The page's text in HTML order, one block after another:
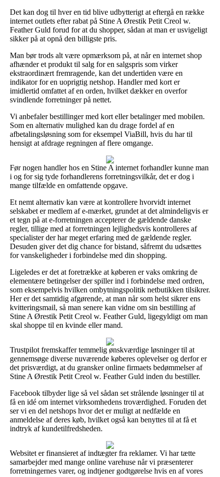
Det kan dog til hver en tid blive udbytterigt at eftergå en række
internet outlets efter rabat på Stine A Ørestik Petit Creol w.
Feather Guld forud for at du shopper, sådan at man er usvigeligt
sikker på at opnå den billigste pris.
Man bør trods alt være opmærksom på, at når en internet shop
afhænder et produkt til salg for en salgspris som virker
ekstraordinært fremragende, kan det undertiden være en
indikator for en uoprigtig netshop. Handler med kort er
imidlertid omfattet af en orden, hvilket dækker en overfor
svindlende forretninger på nettet.
Vi anbefaler bestillinger med kort eller betalinger med mobilen.
Som en alternativ mulighed kan du drage fordel af en
afbetalingsløsning som for eksempel ViaBill, hvis du har til
hensigt at afdrage regningen af flere omgange.
Før nogen handler hos en Stine A internet forhandler kunne man
i og for sig tyde forhandlerens forretningsvilkår, det er dog i
mange tilfælde en omfattende opgave.
Et nemt alternativ kan være at kontrollere hvorvidt internet
selskabet er medlem af e-mærket, grundet at det almindeligvis er
et tegn på at e-forretningen accepterer de gældende danske
regler, tillige med at forretningen lejlighedsvis kontrolleres af
specialister der har meget erfaring med de gældende regler.
Desuden giver det dig chance for bistand, såfremt du udsættes
for vanskeligheder i forbindelse med din shopping.
Ligeledes er det at foretrække at køberen er vaks omkring de
elementære betingelser der spiller ind i forbindelse med ordren,
som eksempelvis hvilken ombytningspolitik netbutikken tilsikrer.
Her er det samtidig afgørende, at man når som helst sikrer ens
kvitteringsmail, så man senere kan vidne om sin bestilling af
Stine A Ørestik Petit Creol w. Feather Guld, ligegyldigt om man
skal shoppe til en kvinde eller mand.
Trustpilot fremskaffer temmelig ønskværdige løsninger til at
gennemsøge diverse nuværende køberes oplevelser og derfor er
det prisværdigt, at du gransker online firmaets bedømmelser af
Stine A Ørestik Petit Creol w. Feather Guld inden du bestiller.
Facebook tilbyder lige så vel sådan set strålende løsninger til at
få en idé om internet virksomhedens troværdighed. Foruden det
ser vi en del netshops hvor det er muligt at nedfælde en
anmeldelse af deres køb, hvilket også kan benyttes til at få et
indtryk af kundetilfredsheden.
Websitet er finansieret af indtægter fra reklamer. Vi har tætte
samarbejder med mange online varehuse når vi præsenterer
forretningernes varer, og indtjener godtgørelse hvis en af vores